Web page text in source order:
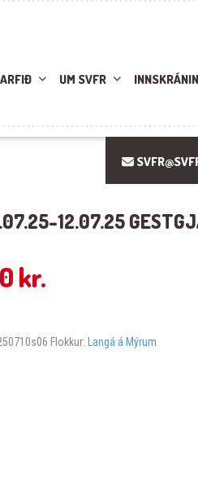
UM SVFR
12.07.25
kr.
Flokkur: Langá á Mýrum